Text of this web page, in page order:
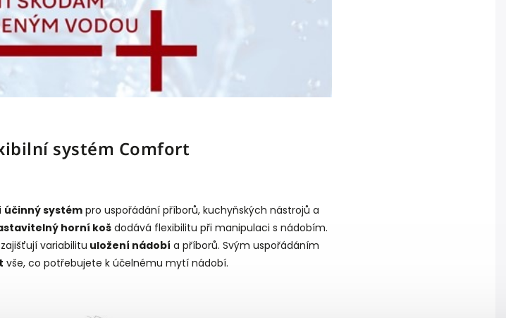
systém Comfort
účinný systémpro uspořádání příborů, kuchyňských nástrojů a
horní košdodává flexibilitu při manipulaci s nádobím.
variabilitu uložení nádobí a příborů. Svým uspořádáním
vše, co potřebujete k účelnému mytí nádobí.